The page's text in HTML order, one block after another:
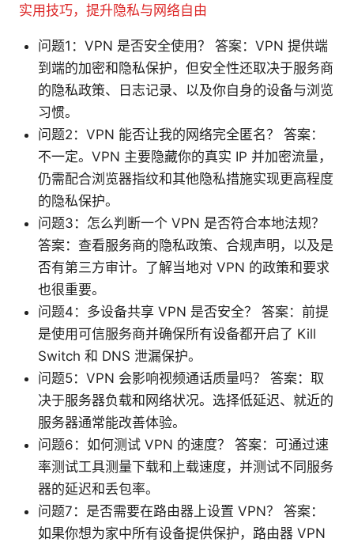
实用技巧，提升隐私与网络自由
问题1：VPN 是否安全使用？ 答案：VPN 提供端
到端的加密和隐私保护，但安全性还取决于服务商
的隐私政策、日志记录、以及你自身的设备与浏览
习惯。
问题2：VPN 能否让我的网络完全匿名？ 答案：
不一定。VPN 主要隐藏你的真实 IP 并加密流量，
仍需配合浏览器指纹和其他隐私措施实现更高程度
的隐私保护。
问题3：怎么判断一个 VPN 是否符合本地法规？
答案：查看服务商的隐私政策、合规声明，以及是
否有第三方审计。了解当地对 VPN 的政策和要求
也很重要。
问题4：多设备共享 VPN 是否安全？ 答案：前提
是使用可信服务商并确保所有设备都开启了 Kill
Switch 和 DNS 泄漏保护。
问题5：VPN 会影响视频通话质量吗？ 答案：取
决于服务器负载和网络状况。选择低延迟、就近的
服务器通常能改善体验。
问题6：如何测试 VPN 的速度？ 答案：可通过速
率测试工具测量下载和上载速度，并测试不同服务
器的延迟和丢包率。
问题7：是否需要在路由器上设置 VPN？ 答案：
如果你想为家中所有设备提供保护，路由器 VPN